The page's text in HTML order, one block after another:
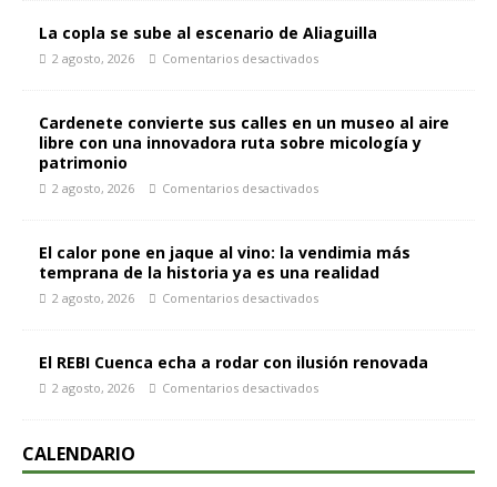
La copla se sube al escenario de Aliaguilla
2 agosto, 2026 Comentarios desactivados
Cardenete convierte sus calles en un museo al aire
libre con una innovadora ruta sobre micología y
patrimonio
2 agosto, 2026 Comentarios desactivados
El calor pone en jaque al vino: la vendimia más
temprana de la historia ya es una realidad
2 agosto, 2026 Comentarios desactivados
El REBI Cuenca echa a rodar con ilusión renovada
2 agosto, 2026 Comentarios desactivados
CALENDARIO